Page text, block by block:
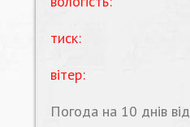
тиск:
вітер:
Погода на 10 днів від